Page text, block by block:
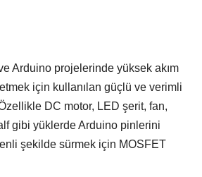
Arduino projelerinde yüksek akım
için kullanılan güçlü ve verimli
DC motor, LED şerit, fan,
gibi yüklerde Arduino pinlerini
şekilde sürmek için MOSFET